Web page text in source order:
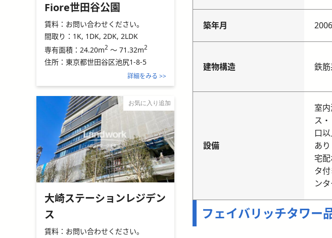
築年月
建物構造 鉄
設備
室
ス
口
あり
宅
タ
ン
フェイバリッチタワー
Fiore世田谷公園
賃料： お問い合わせください。
間取り： 1K, 1DK, 2DK, 2LDK
専有面積： 24.20m2 ～ 71.32m2
住所： 東京都世田谷区池尻1-8-5
詳細をみる >>
お気に入り追加
大崎ステーションレジデン
ス
賃料： お問い合わせください。